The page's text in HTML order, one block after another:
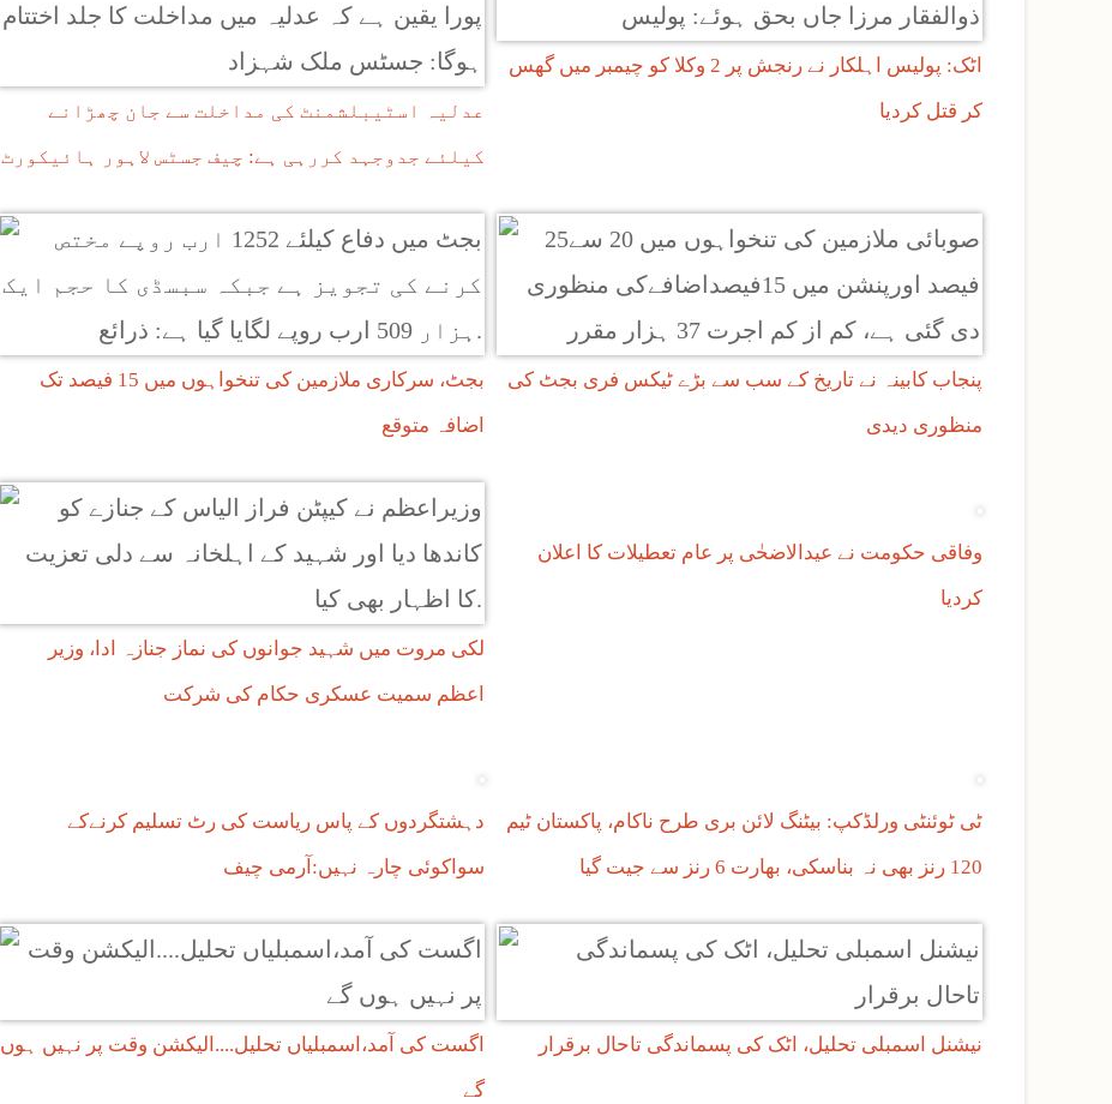
اٹک: پولیس اہلکار نے رنجش پر 2 وکلا کو چیمبر میں گھس
کر قتل کردیا
عدلیہ اسٹیبلشمنٹ کی مداخلت سے جان چھڑانے
کیلئے جدوجہد کررہی ہے: چیف جسٹس لاہور ہائیکورٹ
پنجاب کابینہ نے تاریخ کے سب سے بڑے ٹیکس فری بجٹ کی
منظوری دیدی
بجٹ، سرکاری ملازمین کی تنخواہوں میں 15 فیصد تک
اضافہ متوقع
وفاقی حکومت نے عیدالاضحٰی پر عام تعطیلات کا اعلان
کردیا
لکی مروت میں شہید جوانوں کی نماز جنازہ ادا، وزیر
اعظم سمیت عسکری حکام کی شرکت
ٹی ٹوئنٹی ورلڈکپ: بیٹنگ لائن بری طرح ناکام، پاکستان ٹیم
120 رنز بھی نہ بناسکی، بھارت 6 رنز سے جیت گیا
دہشتگردوں کے پاس ریاست کی رٹ تسلیم کرنےکے
سواکوئی چارہ نہیں:آرمی چیف
نیشنل اسمبلی تحلیل، اٹک کی پسماندگی تاحال برقرار
اگست کی آمد،اسمبلیاں تحلیل....الیکشن وقت پر نہیں ہوں
گے